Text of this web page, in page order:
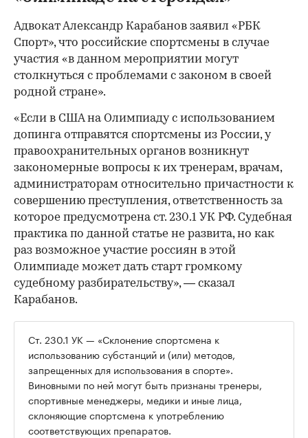
Адвокат Александр Карабанов заявил «РБК
Спорт», что российские спортсмены в случае
участия «в данном мероприятии могут
столкнуться с проблемами с законом в своей
родной стране».
«Если в США на Олимпиаду с использованием
допинга отправятся спортсмены из России, у
правоохранительных органов возникнут
закономерные вопросы к их тренерам, врачам,
администраторам относительно причастности к
совершению преступления, ответственность за
которое предусмотрена ст. 230.1 УК РФ. Судебная
практика по данной статье не развита, но как
раз возможное участие россиян в этой
Олимпиаде может дать старт громкому
судебному разбирательству», — сказал
Карабанов.
Ст. 230.1 УК — «Склонение спортсмена к
использованию субстанций и (или) методов,
запрещенных для использования в спорте».
Виновными по ней могут быть признаны тренеры,
спортивные менеджеры, медики и иные лица,
склоняющие спортсмена к употреблению
соответствующих препаратов.